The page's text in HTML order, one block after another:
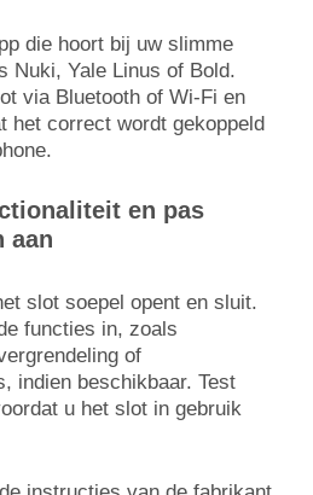
die hoort bij uw slimme
Nuki, Yale Linus of Bold.
via Bluetooth of Wi-Fi en
het correct wordt gekoppeld
en pas
aan
slot soepel opent en sluit.
functies in, zoals
of
indien beschikbaar. Test
u het slot in gebruik